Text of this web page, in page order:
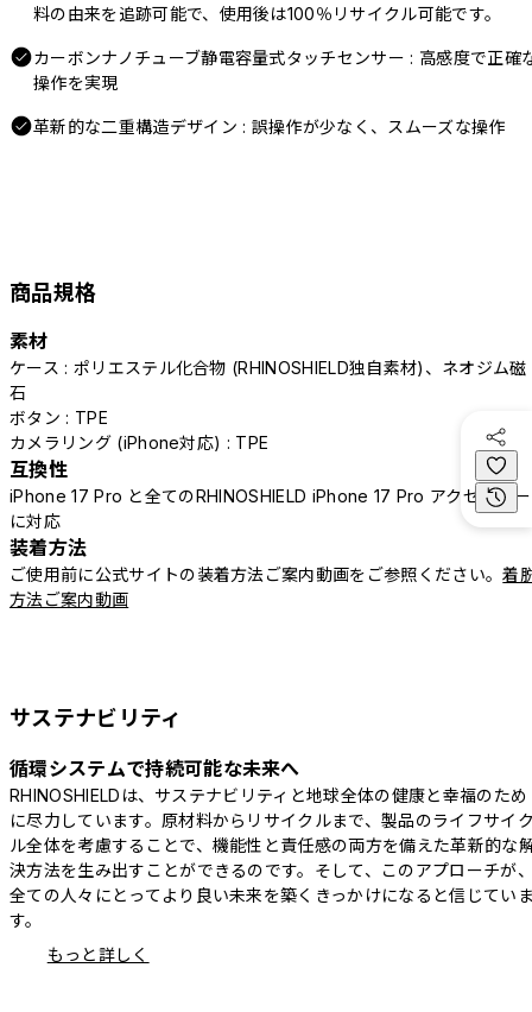
料の由来を追跡可能で、使用後は100％リサイクル可能です。
カーボンナノチューブ静電容量式タッチセンサー : 高感度で正確
操作を実現
革新的な二重構造デザイン : 誤操作が少なく、スムーズな操作
商品規格
素材
ケース : ポリエステル化合物 (RHINOSHIELD独自素材)、ネオジム磁
石
ボタン : TPE
カメラリング (iPhone対応) : TPE
互換性
iPhone 17 Pro と全てのRHINOSHIELD iPhone 17 Pro アクセサリー
に対応
装着方法
ご使用前に公式サイトの装着方法ご案内動画をご参照ください。着
方法ご案内動画
サステナビリティ
循環システムで持続可能な未来へ
RHINOSHIELDは、サステナビリティと地球全体の健康と幸福のため
に尽力しています。原材料からリサイクルまで、製品のライフサイ
ル全体を考慮することで、機能性と責任感の両方を備えた革新的な
決方法を生み出すことができるのです。そして、このアプローチが
全ての人々にとってより良い未来を築くきっかけになると信じてい
す。
もっと詳しく